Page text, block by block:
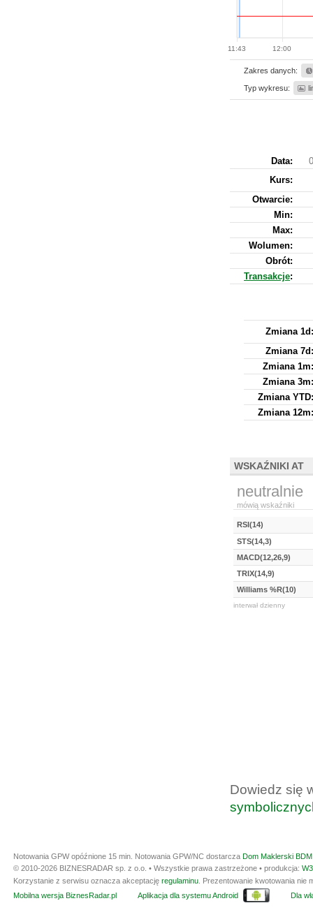
11:43 12:00
Zakres danych:
Typ wykresu:
Data:
Kurs:
Otwarcie:
Min:
Max:
Wolumen:
Obrót:
Transakcje:
Zmiana 1d:
Zmiana 7d:
Zmiana 1m:
Zmiana 3m:
Zmiana YTD:
Zmiana 12m:
WSKAŹNIKI AT
neutralnie
mówią wskaźniki
RSI(14)
STS(14,3)
MACD(12,26,9)
TRIX(14,9)
Williams %R(10)
interwał dzienny
Dowiedz się
Notowania GPW opóźnione 15 min. Notowania GPW/NC dostarcza Dom Maklerski
© 2010-2026 BIZNESRADAR sp. z o.o. • Wszystkie prawa zastrzeżone • produkcja:
Korzystanie z serwisu oznacza akceptację regulaminu . Prezentowanie kwotowania
Mobilna wersja BiznesRadar.pl
Aplikacja dla systemu Android Dla